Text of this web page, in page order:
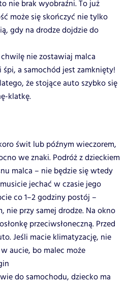
nie brak wyobraźni. To już
może się skończyć nie tylko
gdy na drodze dojdzie do
nie zostawiaj malca
a samochód jest zamknięty!
że stojące auto szybko się
klatkę.
świt lub późnym wieczorem,
we znaki. Podróż z dzieckiem
malca – nie będzie się wtedy
jechać w czasie jego
co 1–2 godziny postój –
nie przy samej drodze. Na okno
przeciwsłoneczną. Przed
Jeśli macie klimatyzację, nie
aucie, bo malec może
do samochodu, dziecko ma